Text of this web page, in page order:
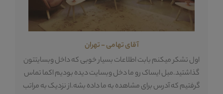
آقای تهامی - تهران
اول تشکر میکنم بابت اطلاعات بسیار خوبی که داخل وبسایتتون
گذاشتید.مبل ایساک رو ما دخل وبسایت دیده بودیم اکما تماس
گرفتیم که آدرس برای مشاهده به ما داده بشه.از نزدیک به مراتب